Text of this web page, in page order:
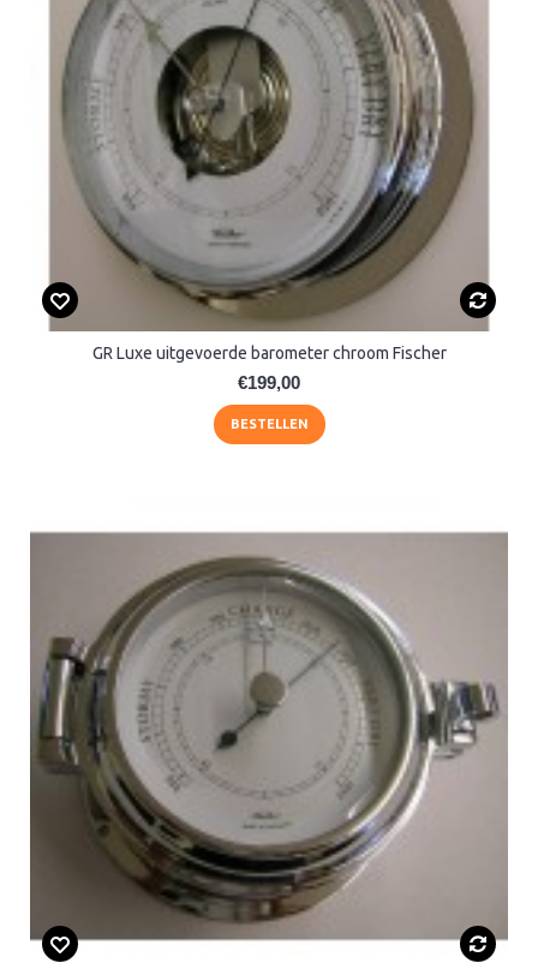
GR Luxe uitgevoerde barometer chroom Fischer
€199,00
BESTELLEN